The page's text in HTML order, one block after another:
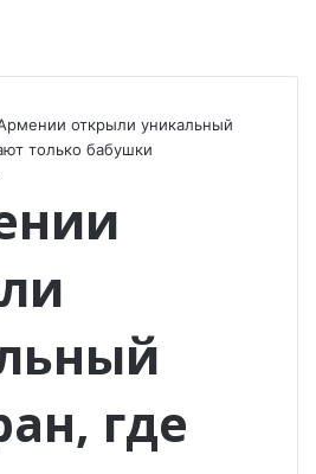
открыли уникальный
только бабушки
где